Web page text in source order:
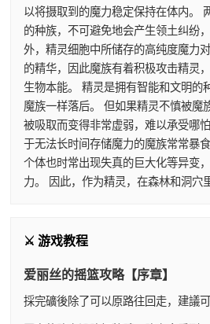
以将摄取到的魔力稳定保持在体内。
的种族，不可避免地会产生领土纠纷
外，精灵细胞中所储存的高纯度魔力
的精华，因此魔族有着积极攻击精灵
生物本能。 精灵是拥有智能和文明的
魔族一样落后。 但如果精灵不慎被魔
被吸取而变得非常虚弱，难以承受哪
于无法长时间存储魔力的魔族常常暴
个体也时常出现失真的巨大化等异变
力。 因此，作为精灵，在森林和洞穴
⚔️ 游戏教程
爱丽丝的摇篮攻略【序章】
採完礦後除了可以原路往回走，建議